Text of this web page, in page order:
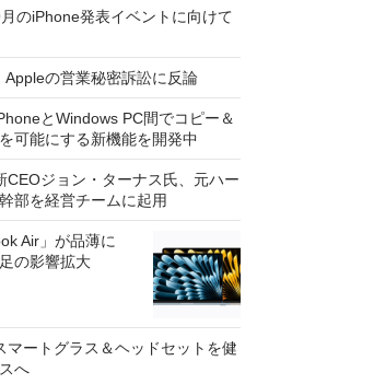
のiPhone発表イベントに向けて
Appleの営業秘密訴訟に反論
とWindows PC間でコピー＆
可能にする新機能を開発中
CEOジョン・ターナス氏、元ハー
部を経営チームに起用
Air」が品薄に
の影響拡大
マートグラス＆ヘッドセットを健
へ